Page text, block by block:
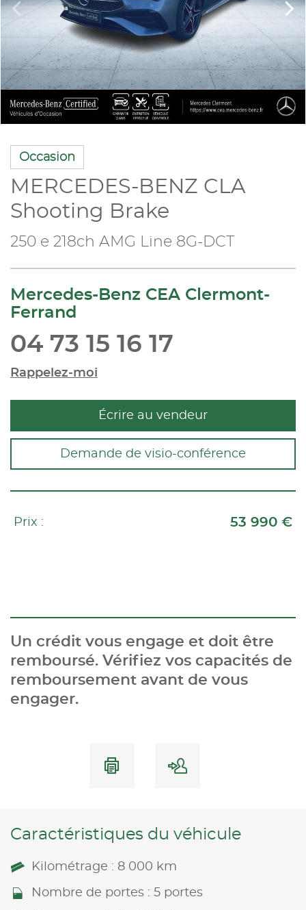
Occasion
MERCEDES-BENZ CLA
Shooting Brake
250 e 218ch AMG Line 8G-DCT
Mercedes-Benz CEA Clermont-
Ferrand
04 73 15 16 17
Rappelez-moi
Écrire au vendeur
Demande de visio-conférence
Prix : 53 990 €
Un crédit vous engage et doit être
remboursé. Vérifiez vos capacités de
remboursement avant de vous
engager.
Caractéristiques du véhicule
Kilométrage : 8 000 km
Nombre de portes : 5 portes